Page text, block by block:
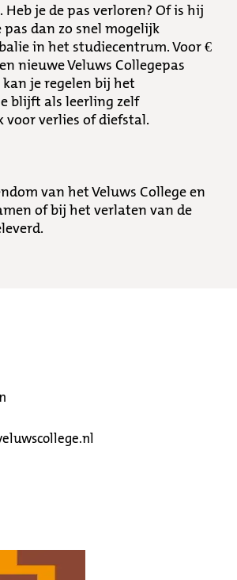
je de pas verloren? Of is hij
pas dan zo snel mogelijk
in het studiecentrum. Voor €
nieuwe Veluws Collegepas
je regelen bij het
blijft als leerling zelf
verlies of diefstal.
van het Veluws College en
of bij het verlaten van de